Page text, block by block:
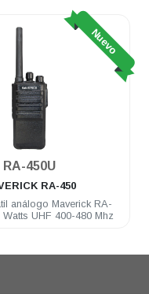
Nuevo
RA-450U
RA-450
análogo Maverick RA-
UHF 400-480 Mhz